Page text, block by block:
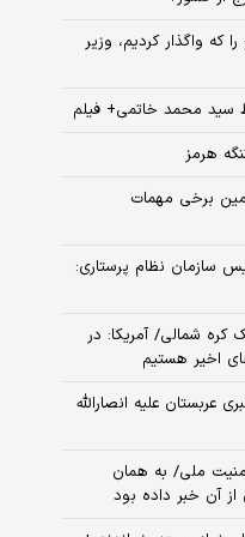
که واگذار کردیم، وزیر
سید محمد خاتمی+ فیلم
هرمز
برخی مهمات
سازمان نظام پرستاری:
شمالی/ آمریکا: در
اخیر هستیم
عربستان علیه انصارالله
ملی/ به همان
آن خبر داده بود